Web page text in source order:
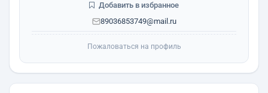
89036853749@mail.ru
Добавить в избранное
Пожаловаться на профиль